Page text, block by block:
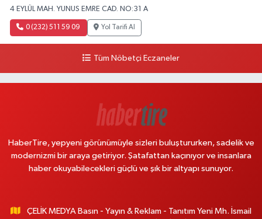
4 EYLÜL MAH. YUNUS EMRE CAD. NO:31 A
0 (232) 511 59 09 Yol Tarifi Al
Tüm Nöbetçi Eczaneler
HaberTire, yepyeni görünümüyle sizleri buluştururken, sadelik ve
modernizmi bir araya getiriyor. Şatafattan kaçınıyor ve insanlara
haber okuyabilecekleri güçlü ve şık bir altyapı sunuyor.
ÇELİK MEDYA Basın - Yayın & Reklam - Tanıtım Yeni Mh. İsmail